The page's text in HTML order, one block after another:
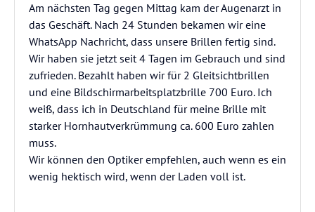
Am nächsten Tag gegen Mittag kam der Augenarzt in
das Geschäft. Nach 24 Stunden bekamen wir eine
WhatsApp Nachricht, dass unsere Brillen fertig sind.
Wir haben sie jetzt seit 4 Tagen im Gebrauch und sind
zufrieden. Bezahlt haben wir für 2 Gleitsichtbrillen
und eine Bildschirmarbeitsplatzbrille 700 Euro. Ich
weiß, dass ich in Deutschland für meine Brille mit
starker Hornhautverkrümmung ca. 600 Euro zahlen
muss.
Wir können den Optiker empfehlen, auch wenn es ein
wenig hektisch wird, wenn der Laden voll ist.